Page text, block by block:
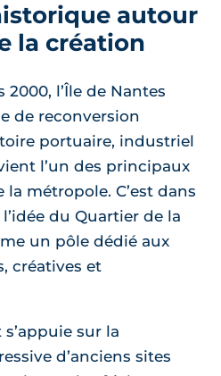
autour
la création
l’Île de Nantes
de reconversion
portuaire, industriel
l’un des principaux
métropole. C’est dans
du Quartier de la
un pôle dédié aux
créatives et
sur la
d’anciens sites